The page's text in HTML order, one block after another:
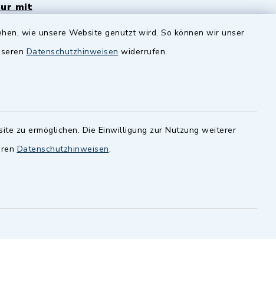
wie unsere Website genutzt wird. So können wir unser
Datenschutzhinweisen widerrufen.
zu ermöglichen. Die Einwilligung zur Nutzung weiterer
Datenschutzhinweisen.
mit
.